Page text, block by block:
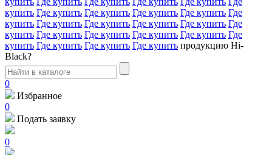
купить Где купить Где купить Где купить Где купить Где
купить Где купить Где купить Где купить Где купить Где
купить Где купить Где купить Где купить Где купить Где
купить Где купить Где купить Где купить продукцию Hi-
Black?
0
Избранное
0
Подать заявку
0